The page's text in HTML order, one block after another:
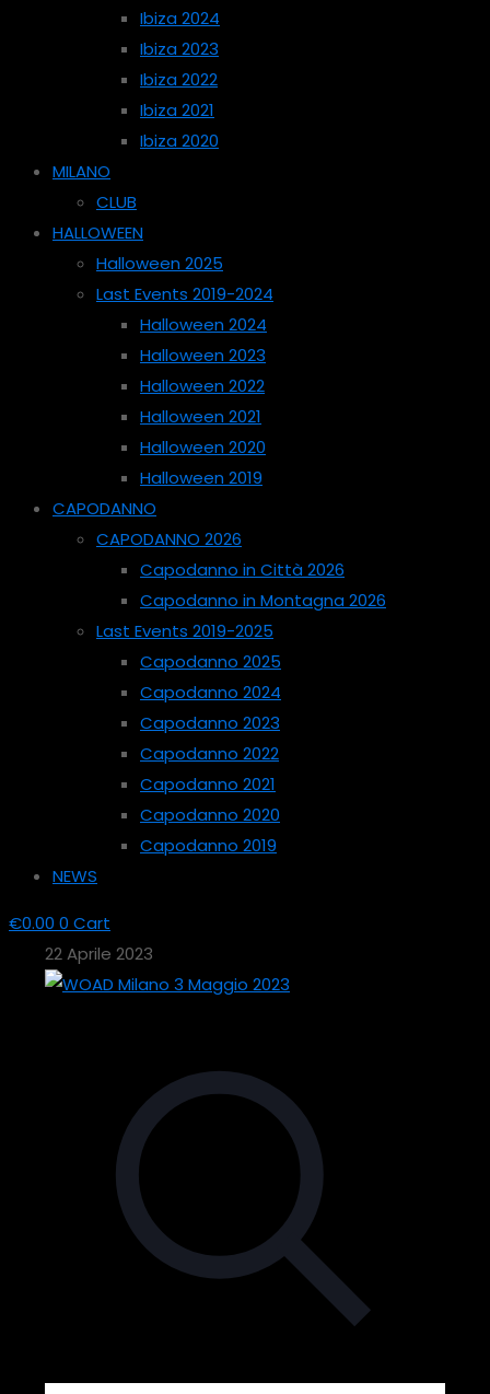
Ibiza 2024
Ibiza 2023
Ibiza 2022
Ibiza 2021
Ibiza 2020
MILANO
CLUB
HALLOWEEN
Halloween 2025
Last Events 2019-2024
Halloween 2024
Halloween 2023
Halloween 2022
Halloween 2021
Halloween 2020
Halloween 2019
CAPODANNO
CAPODANNO 2026
Capodanno in Città 2026
Capodanno in Montagna 2026
Last Events 2019-2025
Capodanno 2025
Capodanno 2024
Capodanno 2023
Capodanno 2022
Capodanno 2021
Capodanno 2020
Capodanno 2019
NEWS
€0.00 0 Cart
22 Aprile 2023